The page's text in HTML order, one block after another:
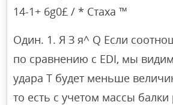
14-1+ 6g0£ / * Стаха ™
Один. 1. Я З я^ Q Если
по сравнению с EDI, мы
удара T будет меньше
то есть с учетом массы балки